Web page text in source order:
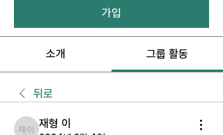
가입
소개 그룹 활동
뒤로
재형 이